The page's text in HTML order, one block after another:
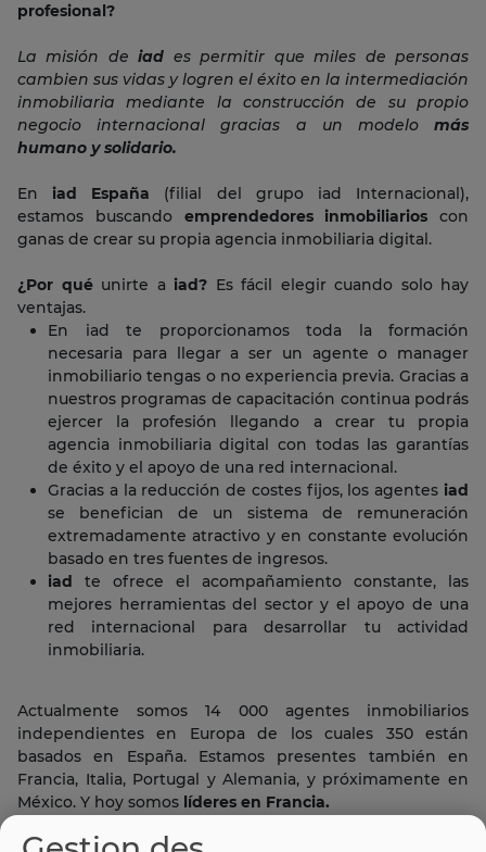
profesional?
La misión deiad es permitir que miles de personas
cambien sus vidas y logren el éxito en la intermediación
inmobiliaria mediante la construcción de su propio
negocio internacional gracias a un modelo más
humano y solidario.
En iad España (filial del grupo iad Internacional),
estamos buscando emprendedores inmobiliarios con
ganas de crear su propia agencia inmobiliaria digital.
¿Por quéunirte a iad? Es fácil elegir cuando solo hay
ventajas.
En iad te proporcionamos toda la formación
necesaria para llegar a ser un agente o manager
inmobiliario tengas o no experiencia previa. Gracias a
nuestros programas de capacitación continua podrás
ejercer la profesión llegando a crear tu propia
agencia inmobiliaria digital con todas las garantías
de éxito y el apoyo de una red internacional.
Gracias a la reducción de costes fijos, los agentes iad
se benefician de un sistema de remuneración
extremadamente atractivo y en constante evolución
basado en tres fuentes de ingresos.
iad te ofrece el acompañamiento constante, las
mejores herramientas del sector y el apoyo de una
red internacional para desarrollar tu actividad
inmobiliaria.
Actualmente somos 14 000 agentes inmobiliarios
independientes en Europa de los cuales 350 están
basados en España. Estamos presentes también en
Francia, Italia, Portugal y Alemania, y próximamente en
México. Y hoy somos líderes en Francia.
Si tienes espíritu emprendedor, una alta automotivación